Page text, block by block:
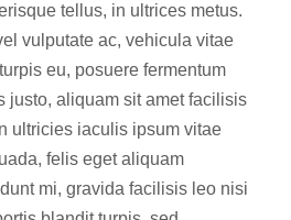
tellus, in ultrices metus.
vulputate ac, vehicula vitae
eu, posuere fermentum
justo, aliquam sit amet facilisis
ultricies iaculis ipsum vitae
felis eget aliquam
mi, gravida facilisis leo nisi